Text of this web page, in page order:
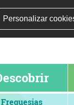
Personalizar
Freguesias